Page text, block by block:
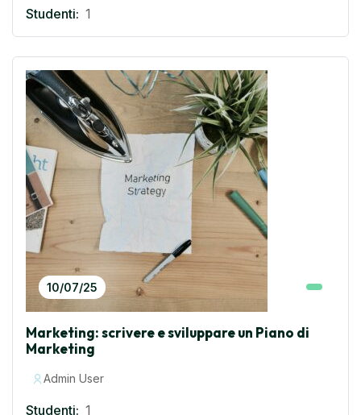
Studenti: 1
10/07/25
Marketing: scrivere e sviluppare un Piano di
Marketing
Admin User
Studenti: 1